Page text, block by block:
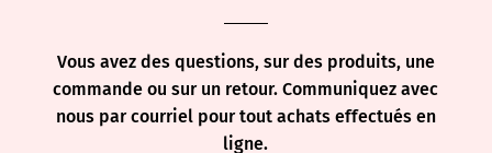
Vous avez des questions, sur des produits, une
commande ou sur un retour. Communiquez avec
nous par courriel pour tout achats effectués en
ligne.